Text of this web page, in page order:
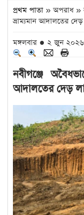
প্রথম পাতা » অপরাধ »
ভ্রাম্যমান আদালতের
মঙ্গলবার ● ২ জুন ২০২৬
নবীগঞ্জে
আদালতের দেড়